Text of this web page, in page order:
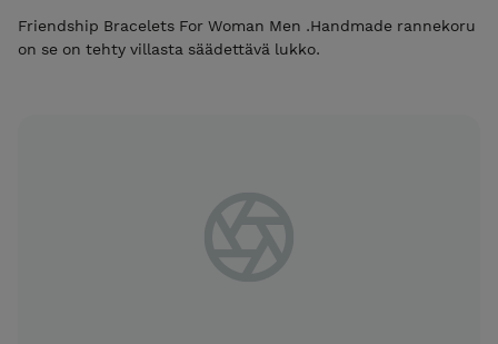
Friendship Bracelets For Woman Men .Handmade rannekoru
on se on tehty villasta säädettävä lukko.